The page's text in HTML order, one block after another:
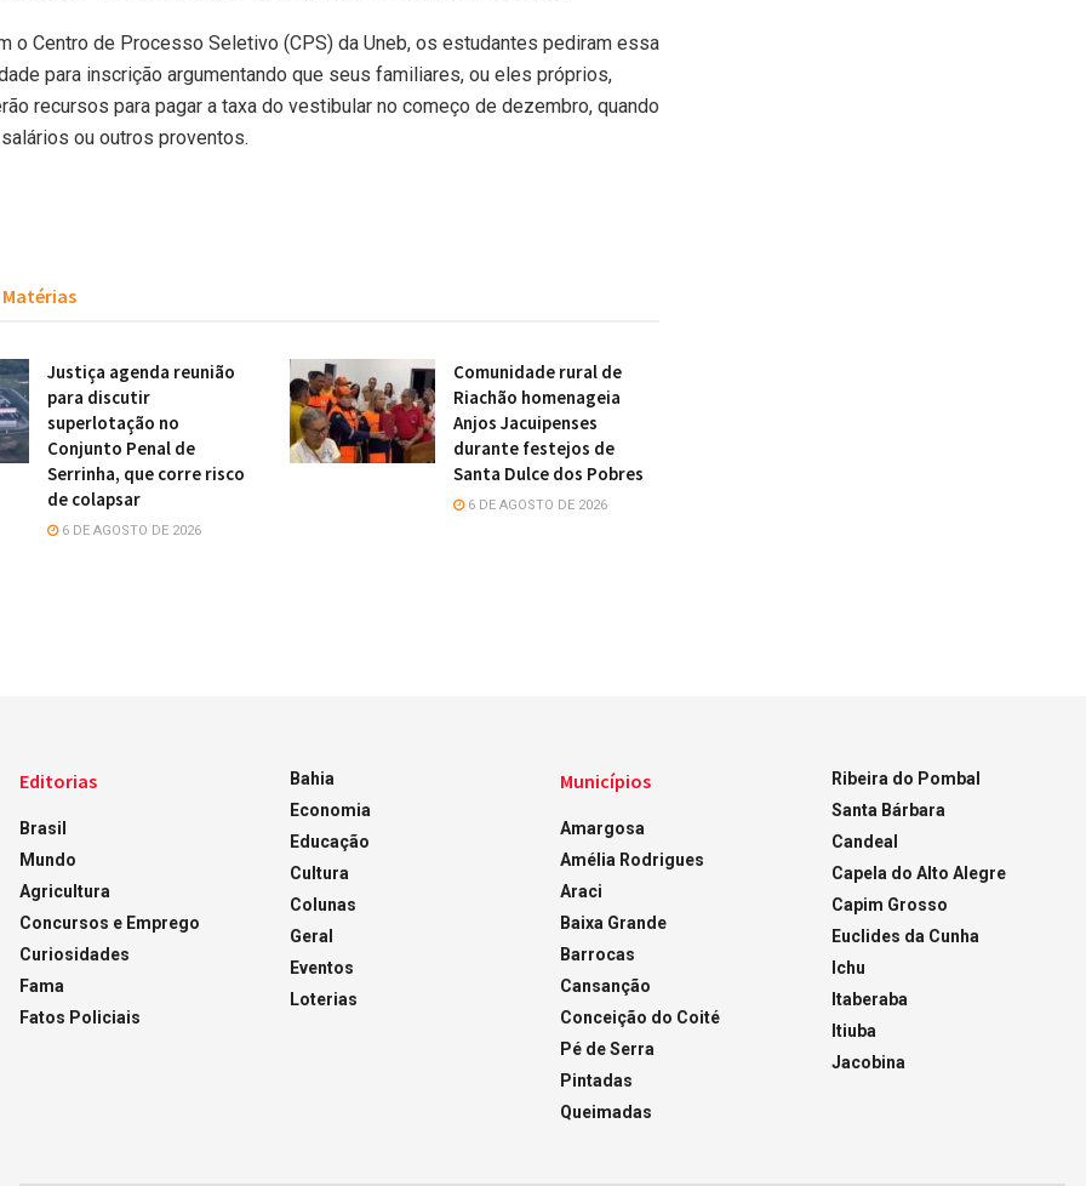
o Centro de Processo Seletivo (CPS) da Uneb, os estudantes pediram essa
para inscrição argumentando que seus familiares, ou eles próprios,
recursos para pagar a taxa do vestibular no começo de dezembro, quando
ou outros proventos.
Matérias
Justiça agenda reunião
para discutir
superlotação no
Conjunto Penal de
Serrinha, que corre risco
de colapsar
6 DE AGOSTO DE 2026
Comunidade rural de
Riachão homenageia
Anjos Jacuipenses
durante festejos de
Santa Dulce dos Pobres
6 DE AGOSTO DE 2026
Editorias
Brasil
Mundo
Agricultura
Concursos e Emprego
Curiosidades
Fama
Fatos Policiais
Bahia
Economia
Educação
Cultura
Colunas
Geral
Eventos
Loterias
Municípios
Amargosa
Amélia Rodrigues
Araci
Baixa Grande
Barrocas
Cansanção
Conceição do Coité
Pé de Serra
Pintadas
Queimadas
Ribeira do Pombal
Santa Bárbara
Candeal
Capela do Alto Alegre
Capim Grosso
Euclides da Cunha
Ichu
Itaberaba
Itiuba
Jacobina